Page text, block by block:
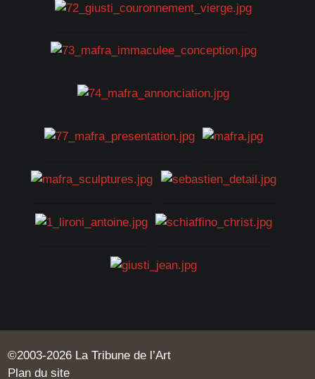
©2003-2026 La Tribune de l’Art
Plan du site